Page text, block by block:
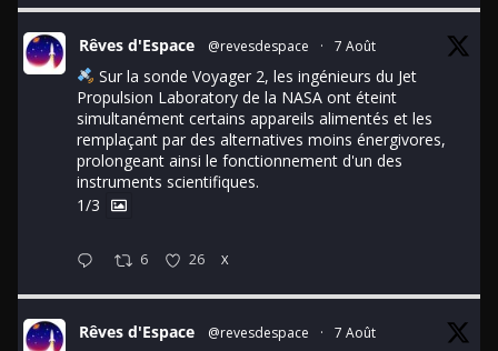
Rêves d'Espace @revesdespace · 7 Août
Sur la sonde Voyager 2, les ingénieurs du Jet
Propulsion Laboratory de la NASA ont éteint
simultanément certains appareils alimentés et les
remplaçant par des alternatives moins énergivores,
prolongeant ainsi le fonctionnement d'un des
instruments scientifiques.
1/3
6 26 X
Rêves d'Espace @revesdespace · 7 Août